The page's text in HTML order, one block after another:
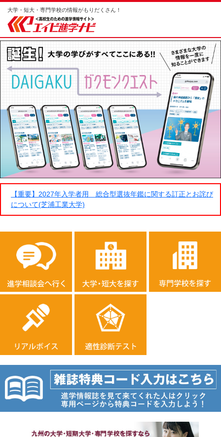
大学・短大・専門学校の情報がもりだくさん！
【重要】2027年入学者用 総合型選抜年鑑に関する訂正とお詫び
について(芝浦工業大学)